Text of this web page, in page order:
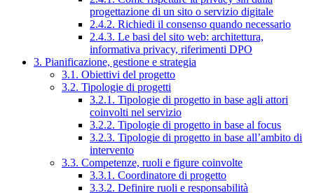
progettazione di un sito o servizio digitale
2.4.2. Richiedi il consenso quando necessario
2.4.3. Le basi del sito web: architettura,
informativa privacy, riferimenti DPO
3. Pianificazione, gestione e strategia
3.1. Obiettivi del progetto
3.2. Tipologie di progetti
3.2.1. Tipologie di progetto in base agli attori
coinvolti nel servizio
3.2.2. Tipologie di progetto in base al focus
3.2.3. Tipologie di progetto in base all’ambito di
intervento
3.3. Competenze, ruoli e figure coinvolte
3.3.1. Coordinatore di progetto
3.3.2. Definire ruoli e responsabilità